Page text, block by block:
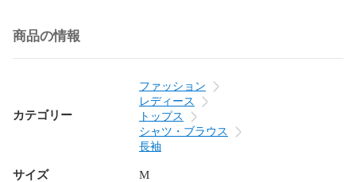
商品の情報
カテゴリー
ファッション
レディース
トップス
シャツ・ブラウス
長袖
サイズ M